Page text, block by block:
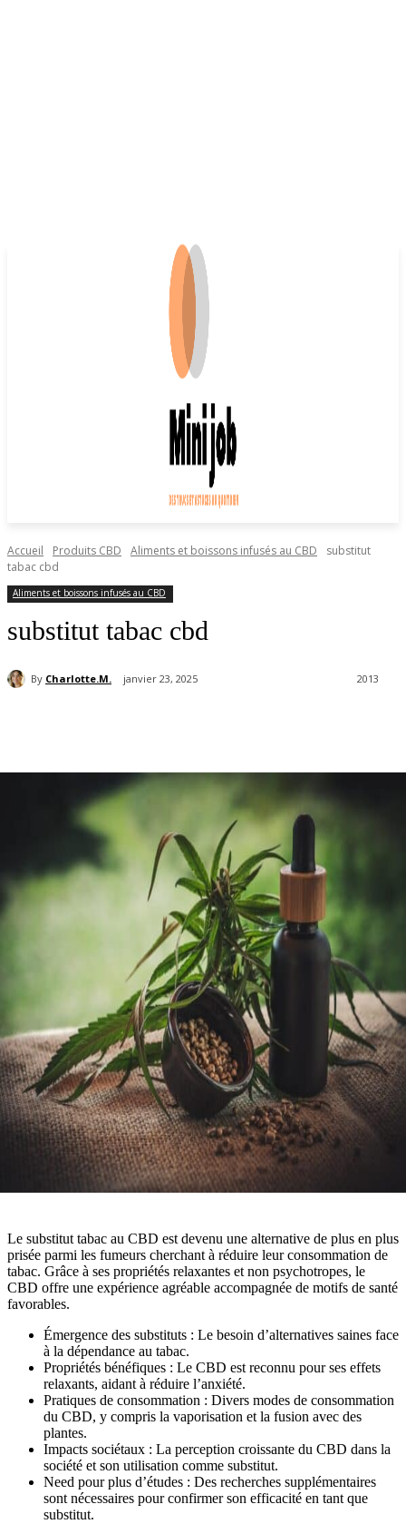
Accueil Produits CBD Aliments et boissons infusés au CBD
substitut
tabac cbd
Aliments et boissons infusés au CBD
substitut tabac cbd
By Charlotte.M. janvier 23, 2025 2013
Le substitut tabac au CBD est devenu une alternative de plus en plus
prisée parmi les fumeurs cherchant à réduire leur consommation de
tabac. Grâce à ses propriétés relaxantes et non psychotropes, le
CBD offre une expérience agréable accompagnée de motifs de santé
favorables.
Émergence des substituts : Le besoin d’alternatives saines face
à la dépendance au tabac.
Propriétés bénéfiques : Le CBD est reconnu pour ses effets
relaxants, aidant à réduire l’anxiété.
Pratiques de consommation : Divers modes de consommation
du CBD, y compris la vaporisation et la fusion avec des
plantes.
Impacts sociétaux : La perception croissante du CBD dans la
société et son utilisation comme substitut.
Need pour plus d’études : Des recherches supplémentaires
sont nécessaires pour confirmer son efficacité en tant que
substitut.